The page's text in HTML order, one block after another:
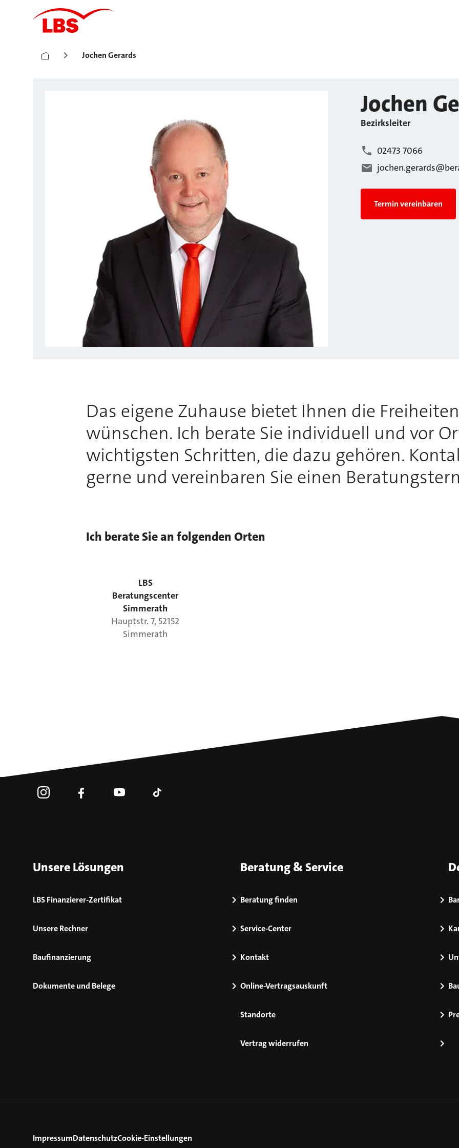
Jochen Gerards
Jochen
Bezirksleiter
02473 7066
Termin vereinbaren
Das eigene Zuhause bietet Ihnen die
wünschen. Ich berate Sie individuell und vor
wichtigsten Schritten, die dazu gehören.
gerne und vereinbaren Sie einen
Ich berate Sie an folgenden Orten
LBS
Beratungscenter
Simmerath
Hauptstr. 7, 52152
Simmerath
Unsere Lösungen
LBS Finanzierer-Zertifikat
Unsere Rechner
Baufinanzierung
Dokumente und Belege
Beratung & Service
Beratung finden
Service-Center
Kontakt
Online-Vertragsauskunft
Standorte
Vertrag widerrufen
ImpressumDatenschutzCookie-Einstellungen